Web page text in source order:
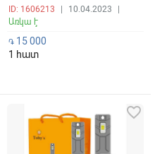
ID: 1606213 10.04.2023
Առկա է
֏ 15 000
1 հատ
favorite_border